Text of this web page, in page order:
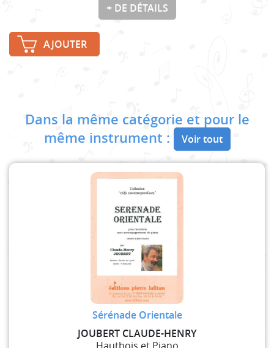
+ DE DÉTAILS
AJOUTER
Dans la même catégorie et pour le
même instrument :
Voir tout
Sérénade Orientale
JOUBERT CLAUDE-HENRY